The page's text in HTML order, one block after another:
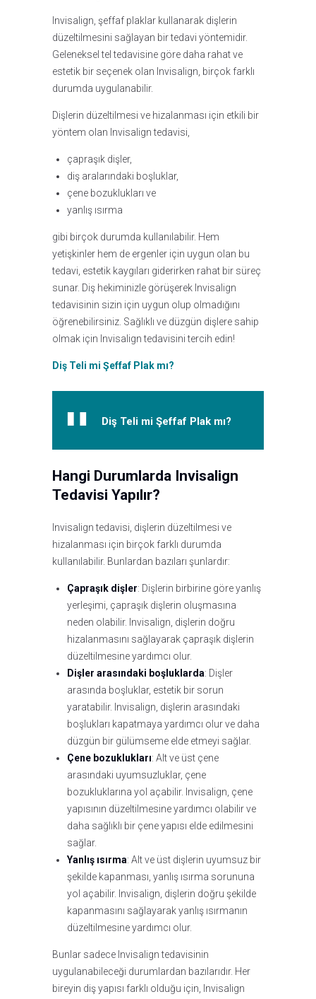
Invisalign, şeffaf plaklar kullanarak dişlerin
düzeltilmesini sağlayan bir tedavi yöntemidir.
Geleneksel tel tedavisine göre daha rahat ve
estetik bir seçenek olan Invisalign, birçok farklı
durumda uygulanabilir.
Dişlerin düzeltilmesi ve hizalanması için etkili bir
yöntem olan Invisalign tedavisi,
çapraşık dişler,
diş aralarındaki boşluklar,
çene bozuklukları ve
yanlış ısırma
gibi birçok durumda kullanılabilir. Hem
yetişkinler hem de ergenler için uygun olan bu
tedavi, estetik kaygıları giderirken rahat bir süreç
sunar. Diş hekiminizle görüşerek Invisalign
tedavisinin sizin için uygun olup olmadığını
öğrenebilirsiniz. Sağlıklı ve düzgün dişlere sahip
olmak için Invisalign tedavisini tercih edin!
Diş Teli mi Şeffaf Plak mı?
Diş Teli mi Şeffaf Plak mı?
Hangi Durumlarda Invisalign
Tedavisi Yapılır?
Invisalign tedavisi, dişlerin düzeltilmesi ve
hizalanması için birçok farklı durumda
kullanılabilir. Bunlardan bazıları şunlardır:
Çapraşık dişler: Dişlerin birbirine göre yanlış
yerleşimi, çapraşık dişlerin oluşmasına
neden olabilir. Invisalign, dişlerin doğru
hizalanmasını sağlayarak çapraşık dişlerin
düzeltilmesine yardımcı olur.
Dişler arasındaki boşluklarda: Dişler
arasında boşluklar, estetik bir sorun
yaratabilir. Invisalign, dişlerin arasındaki
boşlukları kapatmaya yardımcı olur ve daha
düzgün bir gülümseme elde etmeyi sağlar.
Çene bozuklukları: Alt ve üst çene
arasındaki uyumsuzluklar, çene
bozukluklarına yol açabilir. Invisalign, çene
yapısının düzeltilmesine yardımcı olabilir ve
daha sağlıklı bir çene yapısı elde edilmesini
sağlar.
Yanlış ısırma: Alt ve üst dişlerin uyumsuz bir
şekilde kapanması, yanlış ısırma sorununa
yol açabilir. Invisalign, dişlerin doğru şekilde
kapanmasını sağlayarak yanlış ısırmanın
düzeltilmesine yardımcı olur.
Bunlar sadece Invisalign tedavisinin
uygulanabileceği durumlardan bazılarıdır. Her
bireyin diş yapısı farklı olduğu için, Invisalign